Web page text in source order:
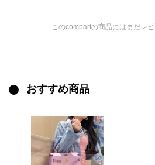
このcompartの商品にはまだレ
おすすめ商品